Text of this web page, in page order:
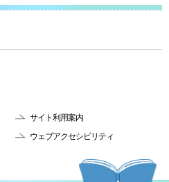
サイト利用案内
ウェブアクセシビリティ